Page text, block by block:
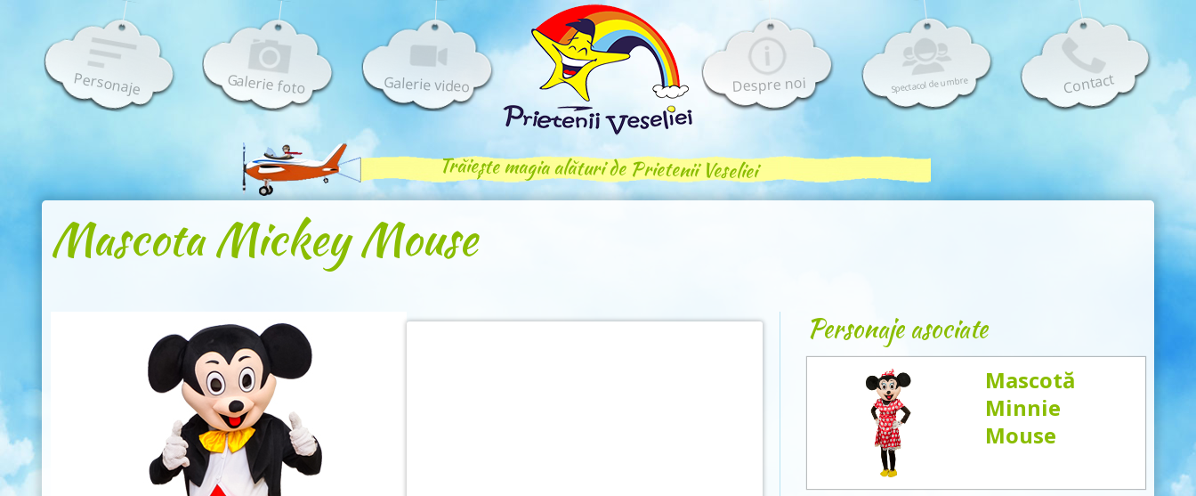
Personaje Galerie foto Galerie video Despre noi Spectacol de umbre Contact
Trăiește magia alături de Prietenii Veseliei
Mascota Mickey Mouse
Personaje asociate
Mascotă
Minnie
Mouse